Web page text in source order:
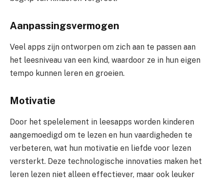
Aanpassingsvermogen
Veel apps zijn ontworpen om zich aan te passen aan
het leesniveau van een kind, waardoor ze in hun eigen
tempo kunnen leren en groeien.
Motivatie
Door het spelelement in leesapps worden kinderen
aangemoedigd om te lezen en hun vaardigheden te
verbeteren, wat hun motivatie en liefde voor lezen
versterkt. Deze technologische innovaties maken het
leren lezen niet alleen effectiever, maar ook leuker